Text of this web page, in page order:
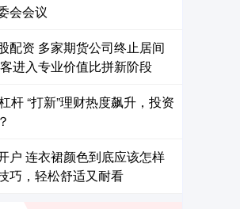
会会议
配资 多家期货公司终止居间
进入专业价值比拼新阶段
杆 “打新”理财热度飙升，投资
户 连衣裙颜色到底应该怎样
巧，轻松舒适又耐看